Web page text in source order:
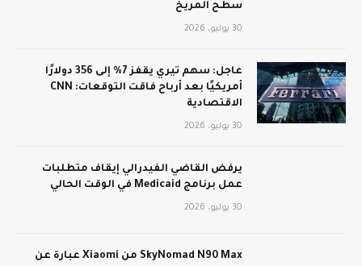
سطح المريخ
30 يوليو، 2026
عاجل: سهم تيري يقفز 7% إلى 356 دولارًا
أمريكيًا بعد أرباح فاقت التوقعات: CNN
الاقتصادية
30 يوليو، 2026
يرفض القاضي الفيدرالي إيقاف متطلبات
عمل برنامج Medicaid في الوقت الحالي
30 يوليو، 2026
SkyNomad N90 Max من Xiaomi عبارة عن